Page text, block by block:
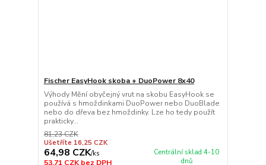
Fischer EasyHook skoba + DuoPower 8x40
Výhody Mění obyčejný vrut na skobu EasyHook se
používá s hmoždinkami DuoPower nebo DuoBlade
nebo do dřeva bez hmoždinky. Lze ho tedy použít
prakticky...
81,23 CZK
Ušetříte 16,25 CZK
64,98 CZK/ks
53,71 CZKbez DPH
Centrální sklad 4-10
dnů